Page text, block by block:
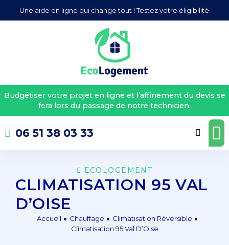
Une aide en ligne qui change tout ! Testez votre éligibilité
Budgétiser votre projet en ligne et l’affinement du devis se
fera lors du passage de notre technicien.
06 51 38 03 33 
ECOLOGEMENT
CLIMATISATION 95 VAL
D’OISE
Accueil Chauffage
Climatisation Réversible
Climatisation 95 Val D’Oise